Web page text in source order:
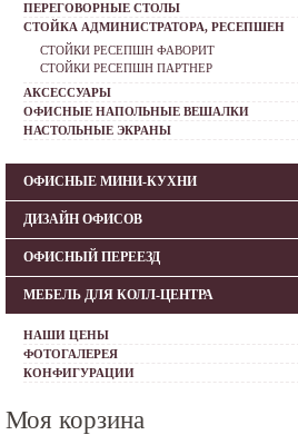
ПЕРЕГОВОРНЫЕ СТОЛЫ
СТОЙКА АДМИНИСТРАТОРА, РЕСЕПШЕН
СТОЙКИ РЕСЕПШН ФАВОРИТ
СТОЙКИ РЕСЕПШН ПАРТНЕР
АКСЕССУАРЫ
ОФИСНЫЕ НАПОЛЬНЫЕ ВЕШАЛКИ
НАСТОЛЬНЫЕ ЭКРАНЫ
ОФИСНЫЕ МИНИ-КУХНИ
ДИЗАЙН ОФИСОВ
ОФИСНЫЙ ПЕРЕЕЗД
МЕБЕЛЬ ДЛЯ КОЛЛ-ЦЕНТРА
НАШИ ЦЕНЫ
ФОТОГАЛЕРЕЯ
КОНФИГУРАЦИИ
Моя корзина